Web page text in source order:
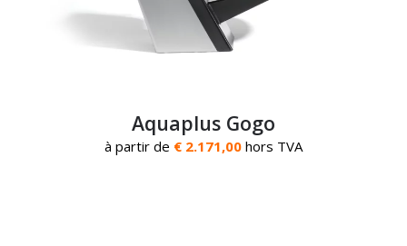
Aquaplus Gogo
à partir de € 2.171,00 hors TVA